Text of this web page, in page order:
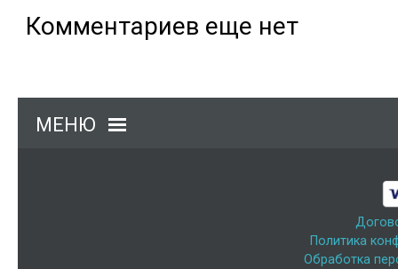
Комментариев еще нет
МЕНЮ
Политика
Обработка